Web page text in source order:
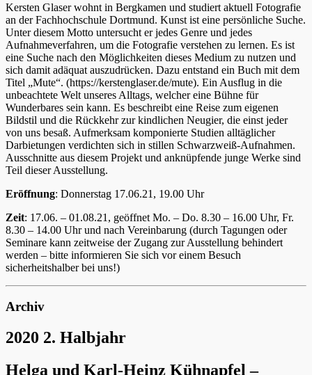
Kersten Glaser wohnt in Bergkamen und studiert aktuell Fotografie
an der Fachhochschule Dortmund. Kunst ist eine persönliche Suche.
Unter diesem Motto untersucht er jedes Genre und jedes
Aufnahmeverfahren, um die Fotografie verstehen zu lernen. Es ist
eine Suche nach den Möglichkeiten dieses Medium zu nutzen und
sich damit adäquat auszudrücken. Dazu entstand ein Buch mit dem
Titel „Mute“. (https://kerstenglaser.de/mute). Ein Ausflug in die
unbeachtete Welt unseres Alltags, welcher eine Bühne für
Wunderbares sein kann. Es beschreibt eine Reise zum eigenen
Bildstil und die Rückkehr zur kindlichen Neugier, die einst jeder
von uns besaß. Aufmerksam komponierte Studien alltäglicher
Darbietungen verdichten sich in stillen Schwarzweiß-Aufnahmen.
Ausschnitte aus diesem Projekt und anknüpfende junge Werke sind
Teil dieser Ausstellung.
Eröffnung: Donnerstag 17.06.21, 19.00 Uhr
Zeit: 17.06. – 01.08.21, geöffnet Mo. – Do. 8.30 – 16.00 Uhr, Fr.
8.30 – 14.00 Uhr und nach Vereinbarung (durch Tagungen oder
Seminare kann zeitweise der Zugang zur Ausstellung behindert
werden – bitte informieren Sie sich vor einem Besuch
sicherheitshalber bei uns!)
Archiv
2020 2. Halbjahr
Helga und Karl-Heinz Kühnapfel –